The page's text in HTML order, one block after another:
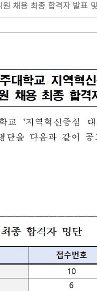
채용 최종 합격자 발표